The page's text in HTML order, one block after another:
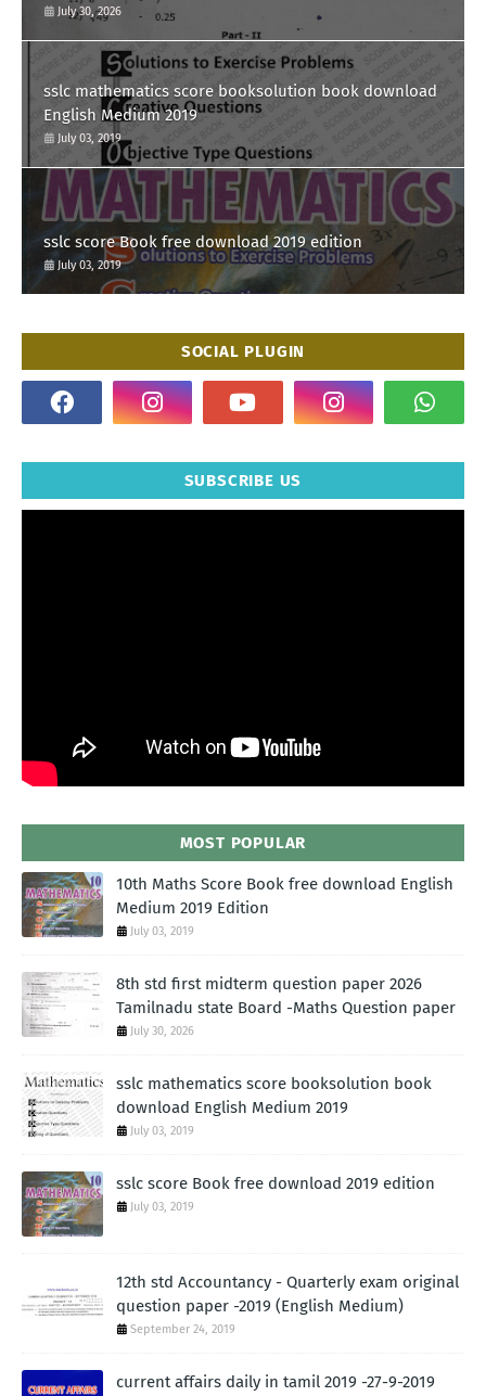
July 30, 2026
sslc mathematics score booksolution book download
English Medium 2019
July 03, 2019
sslc score Book free download 2019 edition
July 03, 2019
SOCIAL PLUGIN
SUBSCRIBE US
MOST POPULAR
10th Maths Score Book free download English
Medium 2019 Edition
July 03, 2019
8th std first midterm question paper 2026
Tamilnadu state Board -Maths Question paper
July 30, 2026
sslc mathematics score booksolution book
download English Medium 2019
July 03, 2019
sslc score Book free download 2019 edition
July 03, 2019
12th std Accountancy - Quarterly exam original
question paper -2019 (English Medium)
September 24, 2019
current affairs daily in tamil 2019 -27-9-2019